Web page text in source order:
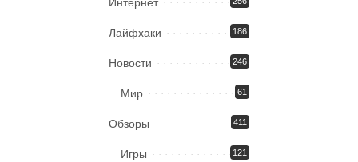
Лайфхаки 186
Новости 246
Мир 61
Обзоры 411
Игры 121